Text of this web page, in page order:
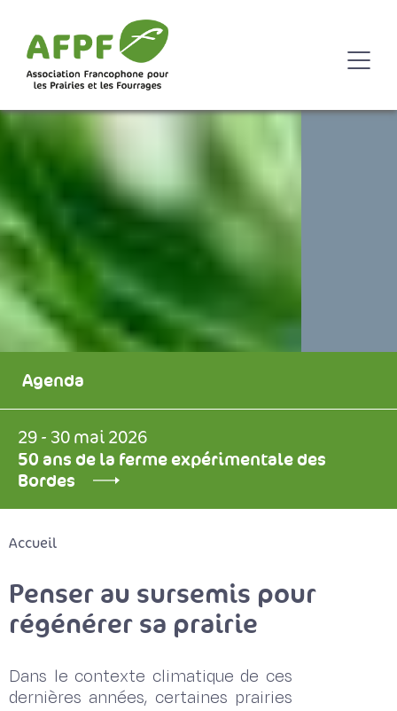
Agenda
29 - 30 mai 2026
50 ans de la ferme expérimentale des
Bordes
Accueil
Penser au sursemis pour
régénérer sa prairie
Dans le contexte climatique de ces
dernières années, certaines prairies